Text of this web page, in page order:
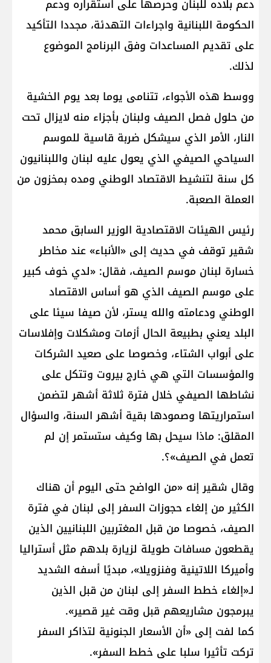
دعم بلاده للبنان وحرصها على استقراره ودعم
الحكومة اللبنانية واجراءات التهدئة، مجددا التأكيد
على تقديم المساعدات وفق البرنامج الموضوع
لذلك.
ووسط هذه الأجواء، تتنامى يوما بعد يوم الخشية
من حلول فصل الصيف ولبنان بأجزاء منه لايزال تحت
النار، الأمر الذي سيشكل ضربة قاسية للموسم
السياحي الصيفي الذي يعول عليه لبنان واللبنانيون
كل سنة لتنشيط الاقتصاد الوطني ومده بمخزون من
العملة الصعبة.
رئيس الهيئات الاقتصادية الوزير السابق محمد
شقير توقف في حديث إلى «الأنباء» عند مخاطر
خسارة لبنان موسم الصيف، فقال: «لدي خوف كبير
على موسم الصيف الذي هو أساس الاقتصاد
الوطني ودعامته والله يستر، لأن صيفا سيئا على
البلد يعني بطبيعة الحال أزمات ومشكلات وإفلاسات
على أبواب الشتاء، وخصوصا على صعيد الشركات
والمؤسسات التي هي خارج بيروت وتتكل على
نشاطها الصيفي خلال فترة ثلاثة أشهر لتضمن
استمراريتها وصمودها بقية أشهر السنة، والسؤال
المقلق: ماذا سيحل بها وكيف ستستمر إن لم
تعمل في الصيف»؟.
وقال شقير إنه «من الواضح حتى اليوم أن هناك
الكثير من إلغاء حجوزات السفر إلى لبنان في فترة
الصيف، خصوصا من قبل المغتربين اللبنانيين الذين
يقطعون مسافات طويلة لزيارة بلدهم مثل أستراليا
وأميركا اللاتينية وفنزويلا»، مبديًا أسفه الشديد
لـ«إلغاء خطط السفر إلى لبنان من قبل الذين
يبرمجون مشاريعهم قبل وقت غير قصير».
كما لفت إلى «أن الأسعار الجنونية لتذاكر السفر
تركت تأثيرا سلبا على خطط السفر».